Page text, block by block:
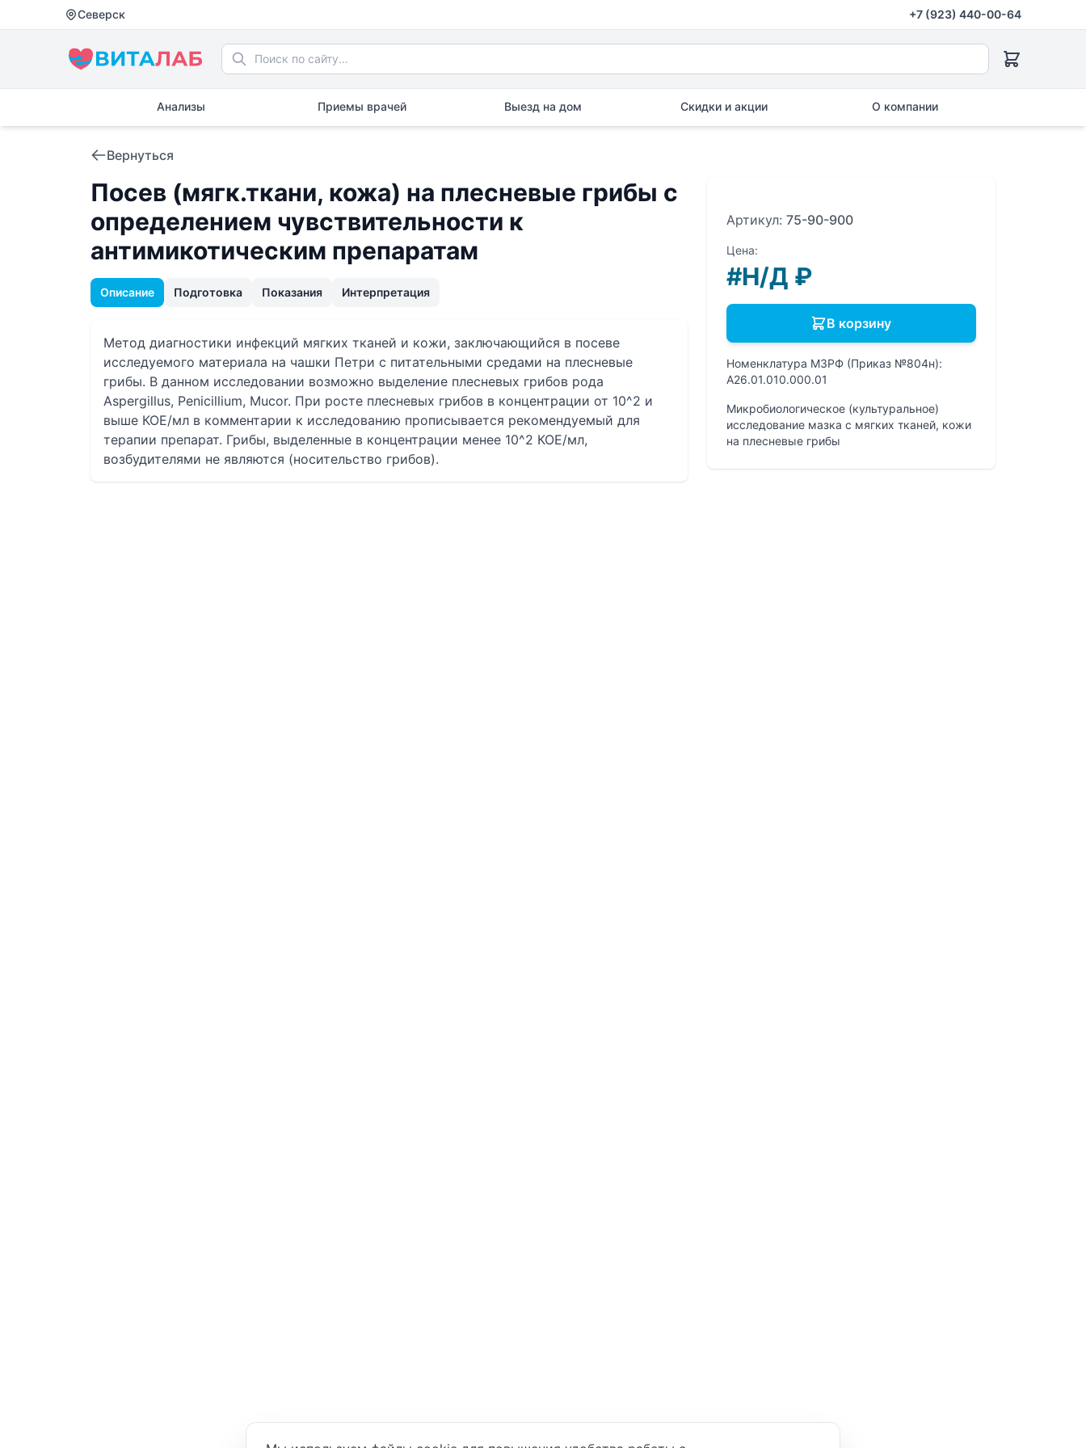
Северск +7 (923) 440-00-64
Анализы Приемы врачей Выезд на дом Скидки и акции О компании
Вернуться
Посев (мягк.ткани, кожа) на плесневые грибы с
определением чувствительности к
антимикотическим препаратам
Описание Подготовка Показания Интерпретация
Метод диагностики инфекций мягких тканей и кожи, заключающийся в посеве
исследуемого материала на чашки Петри с питательными средами на плесневые
грибы. В данном исследовании возможно выделение плесневых грибов рода
Aspergillus, Penicillium, Mucor. При росте плесневых грибов в концентрации от 10^2 и
выше КОЕ/мл в комментарии к исследованию прописывается рекомендуемый для
терапии препарат. Грибы, выделенные в концентрации менее 10^2 КОЕ/мл,
возбудителями не являются (носительство грибов).
Артикул: 75-90-900
Цена:
#Н/Д ₽
В корзину
Номенклатура МЗРФ (Приказ №804н):
A26.01.010.000.01
Микробиологическое (культуральное)
исследование мазка с мягких тканей, кожи
на плесневые грибы